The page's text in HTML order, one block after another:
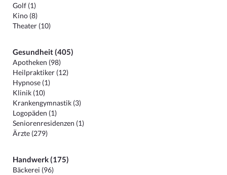
Golf (1)
Kino (8)
Theater (10)
Gesundheit (405)
Apotheken (98)
Heilpraktiker (12)
Hypnose (1)
Klinik (10)
Krankengymnastik (3)
Logopäden (1)
Seniorenresidenzen (1)
Ärzte (279)
Handwerk (175)
Bäckerei (96)